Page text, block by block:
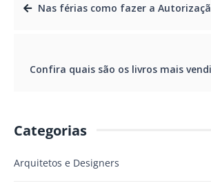
Nas férias como fazer a Autorização para
Confira quais são os livros mais
Categorias
Arquitetos e Designers